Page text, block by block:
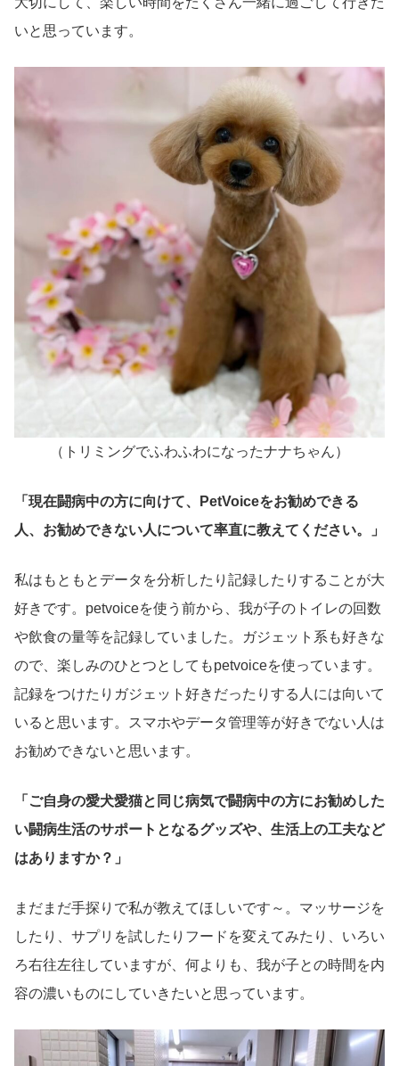
いと思っています。
（トリミングでふわふわになったナナちゃん）
「現在闘病中の方に向けて、PetVoiceをお勧めできる
人、お勧めできない人について率直に教えてください。」
私はもともとデータを分析したり記録したりすることが大
好きです。petvoiceを使う前から、我が子のトイレの回数
や飲食の量等を記録していました。ガジェット系も好きな
ので、楽しみのひとつとしてもpetvoiceを使っています。
記録をつけたりガジェット好きだったりする人には向いて
いると思います。スマホやデータ管理等が好きでない人は
お勧めできないと思います。
「ご自身の愛犬愛猫と同じ病気で闘病中の方にお勧めした
い闘病生活のサポートとなるグッズや、生活上の工夫など
はありますか？」
まだまだ手探りで私が教えてほしいです～。マッサージを
したり、サプリを試したりフードを変えてみたり、いろい
ろ右往左往していますが、何よりも、我が子との時間を内
容の濃いものにしていきたいと思っています。